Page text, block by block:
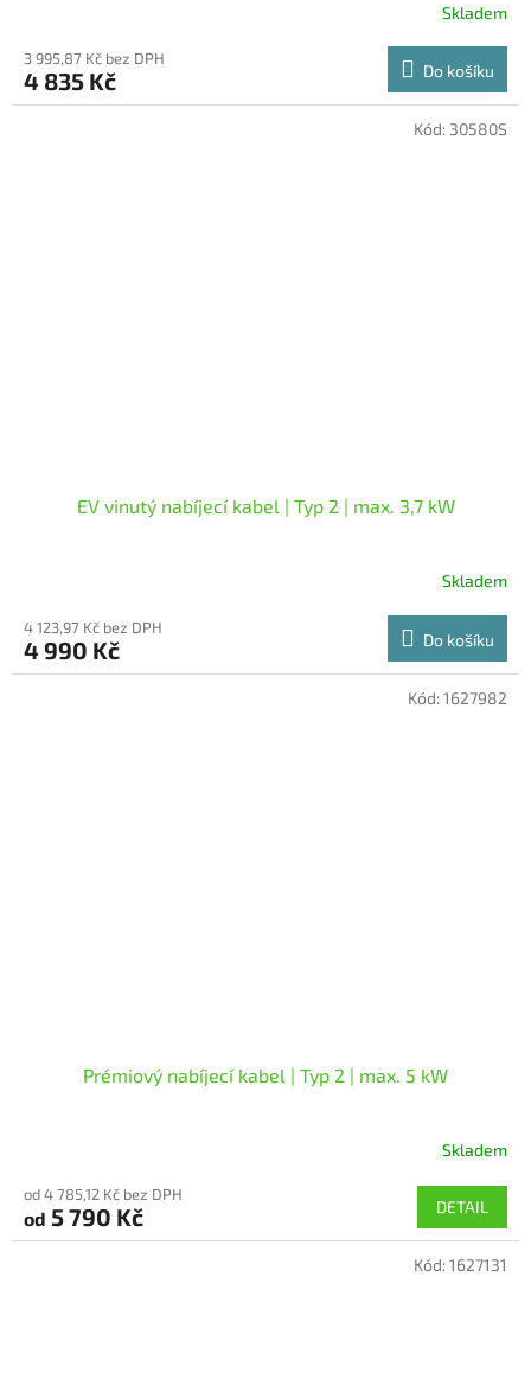
Skladem
3 995,87 Kč bez DPH
4 835 Kč Do košíku
EV vinutý nabíjecí kabel | Typ 2 | max. 3,7 kW
Skladem
4 123,97 Kč bez DPH
4 990 Kč Do košíku
Kód: 30580S
Prémiový nabíjecí kabel | Typ 2 | max. 5 kW
produktu
je
5,0
Skladem
od 4 785,12 Kč bez DPH
od 5 790 Kč DETAIL
Kód:1627982
Kód:1627131